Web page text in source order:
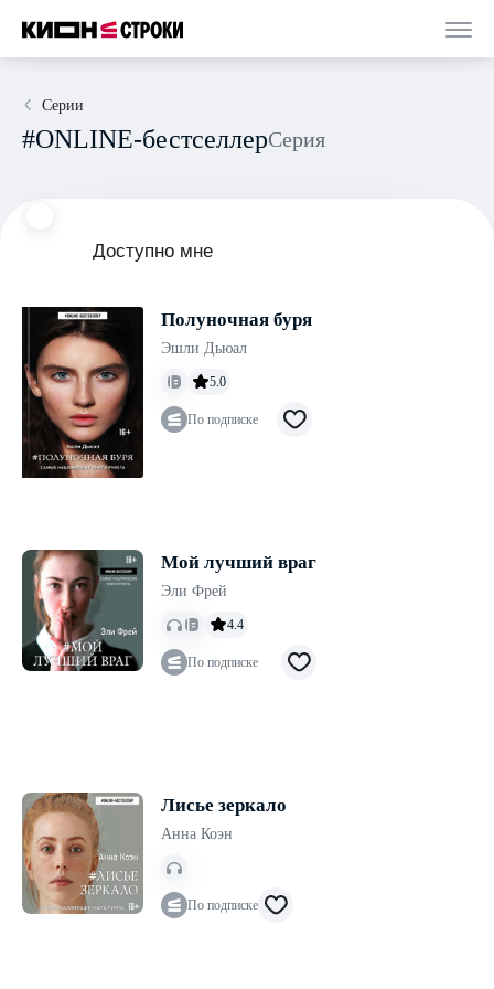
Серии
#ONLINE-бестселлер Серия
Доступно мне
Полуночная буря
Эшли Дьюал
5.0
По подписке
Мой лучший враг
Эли Фрей
4.4
По подписке
Лисье зеркало
Анна Коэн
По подписке